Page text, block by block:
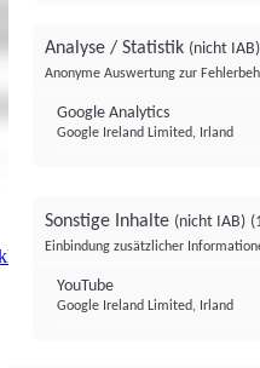
Datenschutzeinstellungen
Analyse / Statistik (nicht IAB)
Anonyme Auswertung zur
Google Analytics
Google Ireland Limited, Irland
Sonstige Inhalte (nicht IAB)
Einbindung zusätzlicher
YouTube
Google Ireland Limited, Irland